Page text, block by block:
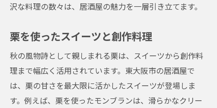
沢な料理の数々は、居酒屋の魅力を一層引き立てます。
栗を使ったスイーツと創作料理
秋の風物詩として親しまれる栗は、スイーツから創作料
理まで幅広く活用されています。東大阪市の居酒屋で
は、栗の甘さを最大限に活かしたスイーツが登場しま
す。例えば、栗を使ったモンブランは、滑らかなクリー